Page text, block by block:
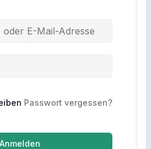
Passwort vergessen?
Anmelden